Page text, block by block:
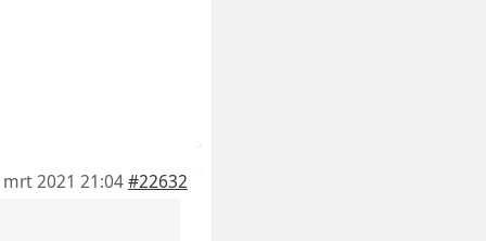
2021 21:04#22632